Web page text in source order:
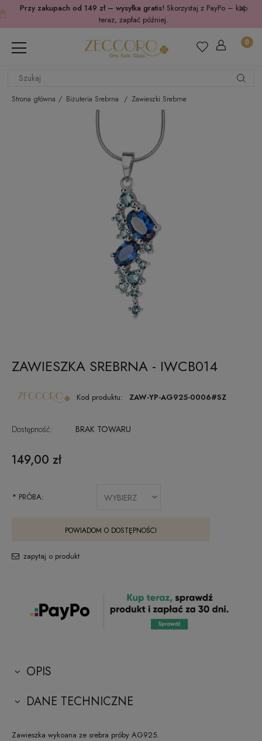
Przy zakupach od 149 zł – wysyłka gratis! Skorzystaj z PayPo – kup
teraz, zapłać później.
Strona główna Biżuteria Srebrna Zawieszki Srebrne
ZAWIESZKA SREBRNA - IWCB014
Kod produktu: ZAW-YP-AG925-0006#SZ
Dostępność: BRAK TOWARU
149,00 zł
* PRÓBA:
POWIADOM O DOSTĘPNOŚCI
zapytaj o produkt
OPIS
DANE TECHNICZNE
Zawieszka wykoana ze srebra próby AG925.